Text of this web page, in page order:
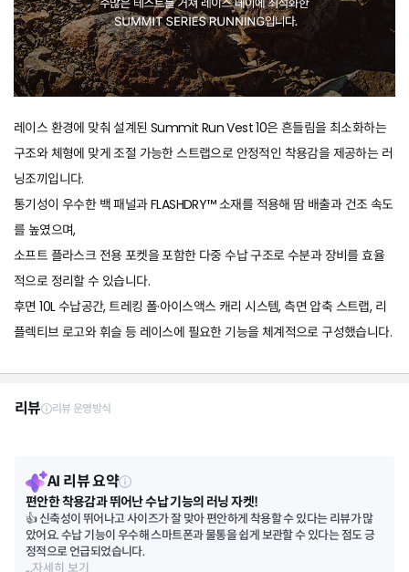
레이스 환경에 맞춰 설계된 Summit Run Vest 10은 흔들림을 최소화하는
구조와 체형에 맞게 조절 가능한 스트랩으로 안정적인 착용감을 제공하는 러
닝조끼입니다.
통기성이 우수한 백 패널과 FLASHDRY™ 소재를 적용해 땀 배출과 건조 속도
를 높였으며,
소프트 플라스크 전용 포켓을 포함한 다중 수납 구조로 수분과 장비를 효율
적으로 정리할 수 있습니다.
후면 10L 수납공간, 트레킹 폴·아이스액스 캐리 시스템, 측면 압축 스트랩, 리
플렉티브 로고와 휘슬 등 레이스에 필요한 기능을 체계적으로 구성했습니다.